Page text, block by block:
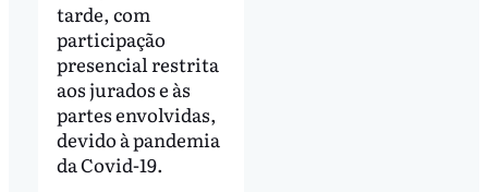
tarde, com
participação
presencial restrita
aos jurados e às
partes envolvidas,
devido à pandemia
da Covid-19.